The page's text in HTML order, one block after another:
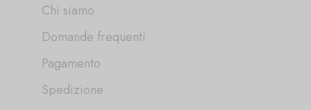
Chi siamo
Domande frequenti
Pagamento
Spedizione